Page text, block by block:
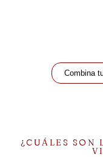
Combina
¿CUÁLES SON